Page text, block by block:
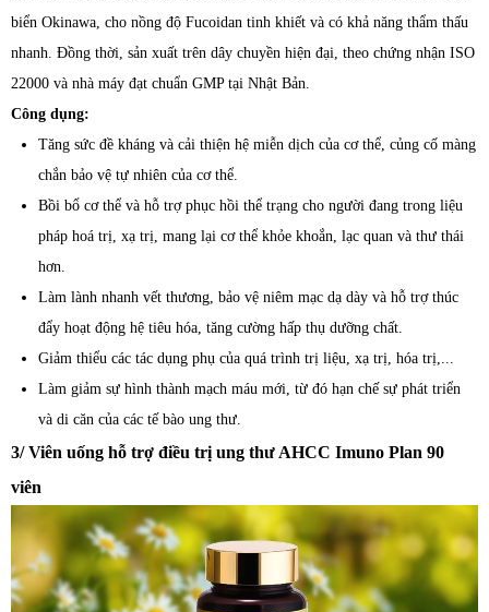
biển Okinawa, cho nồng độ Fucoidan tinh khiết và có khả năng thẩm thấu
nhanh. Đồng thời, sản xuất trên dây chuyền hiện đại, theo chứng nhận ISO
22000 và nhà máy đạt chuẩn GMP tại Nhật Bản.
Công dụng:
Tăng sức đề kháng và cải thiện hệ miễn dịch của cơ thể, củng cố màng
chắn bảo vệ tự nhiên của cơ thể.
Bồi bổ cơ thể và hỗ trợ phục hồi thể trạng cho người đang trong liệu
pháp hoá trị, xạ trị, mang lại cơ thể khỏe khoắn, lạc quan và thư thái
hơn.
Làm lành nhanh vết thương, bảo vệ niêm mạc dạ dày và hỗ trợ thúc
đẩy hoạt động hệ tiêu hóa, tăng cường hấp thụ dưỡng chất.
Giảm thiểu các tác dụng phụ của quá trình trị liệu, xạ trị, hóa trị,...
Làm giảm sự hình thành mạch máu mới, từ đó hạn chế sự phát triển
và di căn của các tế bào ung thư.
3/ Viên uống hỗ trợ điều trị ung thư AHCC Imuno Plan 90
viên